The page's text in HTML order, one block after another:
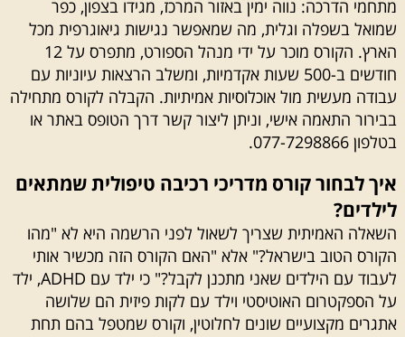
מתחמי הדרכה: נווה ימין באזור המרכז, מגידו בצפון, כפר
שמואל בשפלה וגלית, מה שמאפשר נגישות גיאוגרפית מכל
הארץ. הקורס מוכר על ידי מנהל הספורט, מתפרס על 12
חודשים ב-500 שעות אקדמיות, ומשלב הרצאות עיוניות עם
עבודה מעשית מול אוכלוסיות אמיתיות. הקבלה לקורס מתחילה
בבירור התאמה אישי, וניתן ליצור קשר דרך הטופס באתר או
בטלפון 077-7298866.
איך לבחור קורס מדריכי רכיבה טיפולית שמתאים
לילדים?
השאלה האמיתית שצריך לשאול לפני הרשמה היא לא "מהו
הקורס הטוב בישראל?" אלא "האם הקורס הזה מכשיר אותי
לעבוד עם הילדים שאני מתכנן לקבל?" כי ילד עם ADHD, ילד
על הספקטרום האוטיסטי וילד עם לקות פיזית הם שלושה
אתגרים מקצועיים שונים לחלוטין, וקורס שמטפל בהם תחת